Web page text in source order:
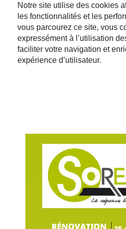
Notre site utilise des cookies
les fonctionnalités et les
vous parcourez ce site, vous
expressément à l’utilisation
faciliter votre navigation et
expérience d’utilisateur.